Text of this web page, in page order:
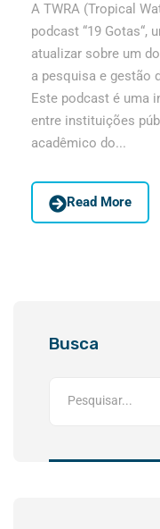
A TWRA (Tropical
podcast “19 Gotas“,
atualizar sobre um
a pesquisa e gestão
Este podcast é uma
entre instituições
acadêmico do...
Read More
Busca